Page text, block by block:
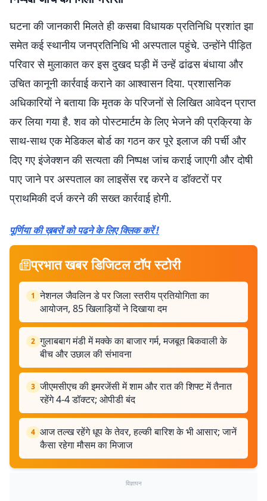
घटना की जानकारी मिलते ही कसबा विधायक प्रतिनिधि प्रशांत झा
समेत कई स्थानीय जनप्रतिनिधि भी अस्पताल पहुंचे. उन्होंने पीड़ित
परिवार से मुलाकात कर इस दुखद घड़ी में उन्हें ढांढस बंधाया और
उचित कानूनी कार्रवाई कराने का आश्वासन दिया. प्रशासनिक
अधिकारियों ने बताया कि मृतक के परिजनों से लिखित आवेदन प्राप्त
कर लिया गया है. शव को पोस्टमार्टम के लिए भेजने की प्रक्रिया के
साथ-साथ एक मेडिकल बोर्ड का गठन कर पूरे इलाज की पर्ची और
दिए गए इंजेक्शन की सत्यता की निष्पक्ष जांच कराई जाएगी और दोषी
पाए जाने पर अस्पताल का लाइसेंस रद्द करने व डॉक्टरों पर
प्राथमिकी दर्ज करने की सख्त कार्रवाई होगी.
पूर्णिया की ख़बरों को पढने के लिए क्लिक करें !
प्रभात खबर डिजिटल टॉप स्टोरी
1 नेशनल जैवलिन डे पर जिला स्तरीय प्रतियोगिता का
आयोजन, 85 खिलाड़ियों ने दिखाया दम
2 गुलाबबाग मंडी में मक्के का बाजार गर्म, मजबूत बिकवाली के
बीच और उछाल की संभावना
3 जीएमसीएच की इमरजेंसी में शाम और रात की शिफ्ट में तैनात
रहेंगे 4-4 डॉक्टर; ओपीडी बंद
4 आज तल्ख रहेंगे धूप के तेवर, हल्की बारिश के भी आसार; जानें
कैसा रहेगा मौसम का मिजाज
विज्ञापन